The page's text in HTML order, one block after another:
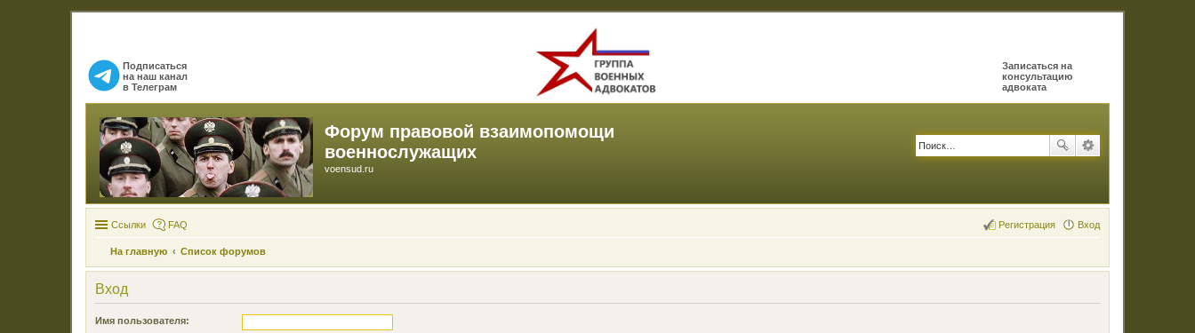
Подписаться
на наш канал
в Телеграм
Записаться на
консультацию
адвоката
Форум правовой взаимопомощи
военнослужащих
voensud.ru
Ссылки FAQ Вход
Регистрация
На главную Список форумов
Вход
Имя пользователя: